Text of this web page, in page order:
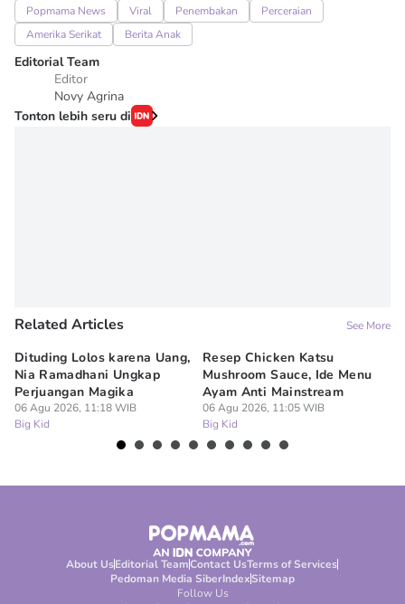
Popmama News Viral Penembakan
Perceraian
Amerika Serikat
Berita Anak
Editorial Team
Editor
Novy Agrina
Tonton lebih seru di
Related Articles See More
Dituding Lolos karena Uang,
Nia Ramadhani Ungkap
Perjuangan Magika
06 Agu 2026, 11:18 WIB
Big Kid
Resep Chicken Katsu
Mushroom Sauce, Ide Menu
Ayam Anti Mainstream
06 Agu 2026, 11:05 WIB
Big Kid
About UsEditorial TeamContact UsTerms of Services
Pedoman Media SiberIndexSitemap
Follow Us